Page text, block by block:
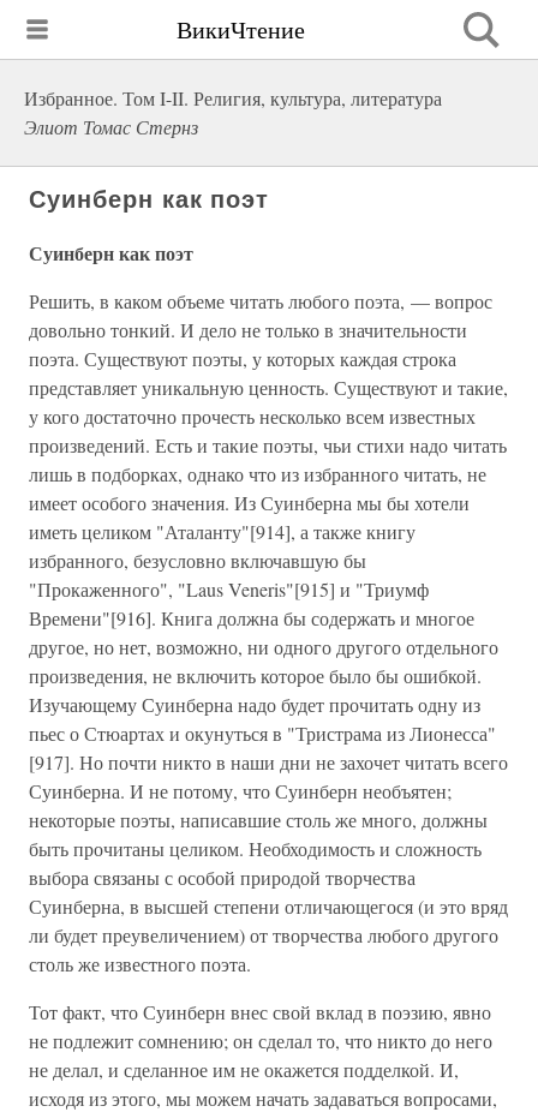
ВикиЧтение
Избранное. Том I-II. Религия, культура, литература
Элиот Томас Стернз
Суинберн как поэт
Суинберн как поэт
Решить, в каком объеме читать любого поэта, — вопрос
довольно тонкий. И дело не только в значительности
поэта. Существуют поэты, у которых каждая строка
представляет уникальную ценность. Существуют и такие,
у кого достаточно прочесть несколько всем известных
произведений. Есть и такие поэты, чьи стихи надо читать
лишь в подборках, однако что из избранного читать, не
имеет особого значения. Из Суинберна мы бы хотели
иметь целиком "Аталанту"[914], а также книгу
избранного, безусловно включавшую бы
"Прокаженного", "Laus Veneris"[915] и "Триумф
Времени"[916]. Книга должна бы содержать и многое
другое, но нет, возможно, ни одного другого отдельного
произведения, не включить которое было бы ошибкой.
Изучающему Суинберна надо будет прочитать одну из
пьес о Стюартах и окунуться в "Тристрама из Лионесса"
[917]. Но почти никто в наши дни не захочет читать всего
Суинберна. И не потому, что Суинберн необъятен;
некоторые поэты, написавшие столь же много, должны
быть прочитаны целиком. Необходимость и сложность
выбора связаны с особой природой творчества
Суинберна, в высшей степени отличающегося (и это вряд
ли будет преувеличением) от творчества любого другого
столь же известного поэта.
Тот факт, что Суинберн внес свой вклад в поэзию, явно
не подлежит сомнению; он сделал то, что никто до него
не делал, и сделанное им не окажется подделкой. И,
исходя из этого, мы можем начать задаваться вопросами,